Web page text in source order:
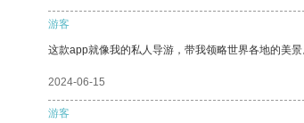
游客
这款app就像我的私人导游，带我领略世界各地的美景
2024-06-15
游客